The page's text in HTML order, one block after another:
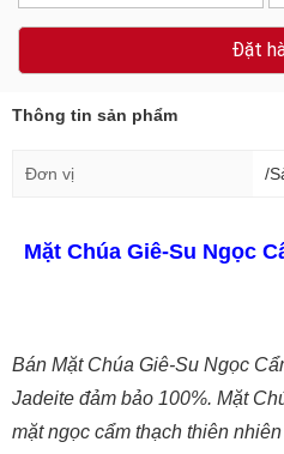
Đặt
Thông tin sản phẩm
Đơn vị /
Mặt Chúa Giê-Su Ngọc
Bán Mặt Chúa Giê-Su Ngọc
Jadeite đảm bảo 100%. Mặt
mặt ngọc cẩm thạch thiên